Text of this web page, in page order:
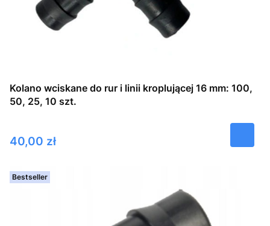
Kolano wciskane do rur i linii kroplującej 16 mm: 100,
50, 25, 10 szt.
Cena
40,00 zł
Bestseller